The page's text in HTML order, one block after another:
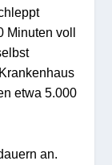
Minuten voll
etwa 5.000
an.